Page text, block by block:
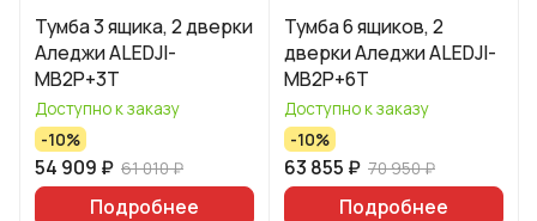
Тумба 3 ящика, 2 дверки
Аледжи ALEDJI-
MB2P+3T
Доступно к заказу
-10%
54 909 ₽ 61 010 ₽
Подробнее
Тумба 6 ящиков, 2
дверки Аледжи ALEDJI-
MB2P+6T
Доступно к заказу
-10%
63 855 ₽ 70 950 ₽
Подробнее